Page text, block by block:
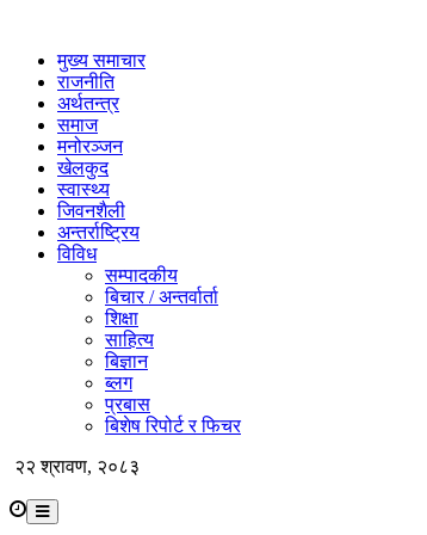
मुख्य समाचार
राजनीति
अर्थतन्त्र
समाज
मनोरञ्जन
खेलकुद
स्वास्थ्य
जिवनशैली
अन्तर्राष्ट्रिय
विविध
सम्पादकीय
बिचार / अन्तर्वार्ता
शिक्षा
साहित्य
बिज्ञान
ब्लग
प्रबास
बिशेष रिपोर्ट र फिचर
२२ श्रावण, २०८३